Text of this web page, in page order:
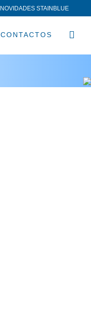
NOVIDADES STAINBLUE
CONTACTOS